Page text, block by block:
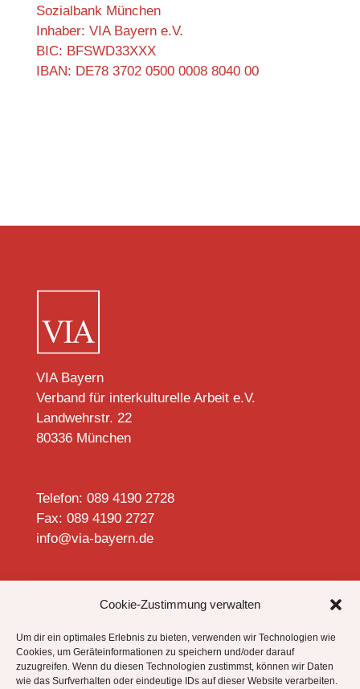
Cookie-Zustimmung verwalten
Um dir ein optimales Erlebnis zu bieten, verwenden wir Technologien wie
Cookies, um Geräteinformationen zu speichern und/oder darauf
zuzugreifen. Wenn du diesen Technologien zustimmst, können wir Daten
wie das Surfverhalten oder eindeutige IDs auf dieser Website verarbeiten.
Sozialbank München
Inhaber: VIA Bayern e.V.
BIC: BFSWD33XXX
IBAN: DE78 3702 0500 0008 8040 00
VIA Bayern
Verband für interkulturelle Arbeit e.V.
Landwehrstr. 22
80336 München
Telefon: 089 4190 2728
Fax: 089 4190 2727
info@via-bayern.de
Datenschutzhinweise